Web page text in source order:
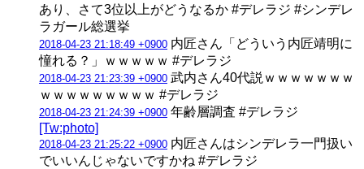
あり、さて3位以上がどうなるか #デレラジ #シンデレ
ラガール総選挙
2018-04-23 21:18:49 +0900 内匠さん「どういう内匠靖明に
憧れる？」ｗｗｗｗｗ #デレラジ
2018-04-23 21:23:39 +0900 武内さん40代説ｗｗｗｗｗｗｗ
ｗｗｗｗｗｗｗｗｗ #デレラジ
2018-04-23 21:24:39 +0900 年齢層調査 #デレラジ
[Tw:photo]
2018-04-23 21:25:22 +0900 内匠さんはシンデレラ一門扱い
でいいんじゃないですかね #デレラジ